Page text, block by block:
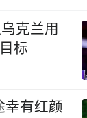
克兰用
标
幸有红颜